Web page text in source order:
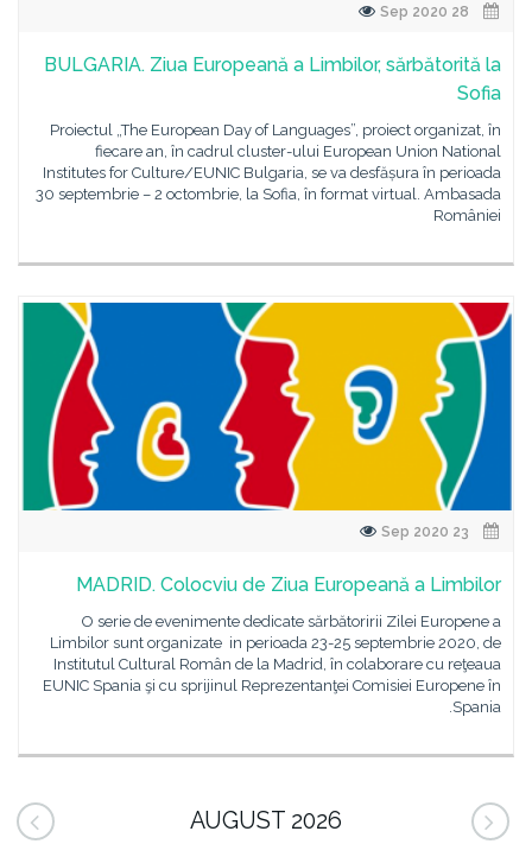
BULGARIA. Ziua Europeană a Limbilor, sărbătorită la
Sofia
Proiectul „The European Day of Languages”, proiect organizat, în
fiecare an, în cadrul cluster-ului European Union National
Institutes for Culture/EUNIC Bulgaria, se va desfășura în perioada
30 septembrie – 2 octombrie, la Sofia, în format virtual. Ambasada
României
MADRID. Colocviu de Ziua Europeană a Limbilor
O serie de evenimente dedicate sărbătoririi Zilei Europene a
Limbilor sunt organizate in perioada 23-25 septembrie 2020, de
Institutul Cultural Român de la Madrid, în colaborare cu reţeaua
EUNIC Spania şi cu sprijinul Reprezentanţei Comisiei Europene în
Spania.
AUGUST 2026